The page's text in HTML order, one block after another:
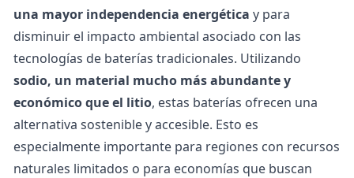
una mayor independencia energética y para
disminuir el impacto ambiental asociado con las
tecnologías de baterías tradicionales. Utilizando
sodio, un material mucho más abundante y
económico que el litio, estas baterías ofrecen una
alternativa sostenible y accesible. Esto es
especialmente importante para regiones con recursos
naturales limitados o para economías que buscan